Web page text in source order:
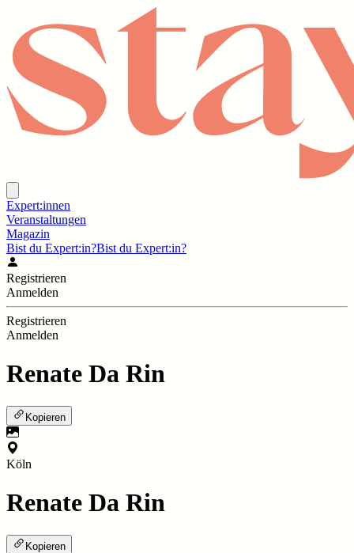
Expert:innen
Veranstaltungen
Magazin
Bist du Expert:in?Bist du Expert:in?
Registrieren
Anmelden
Registrieren
Anmelden
Renate Da Rin
Kopieren
Köln
Renate Da Rin
Kopieren